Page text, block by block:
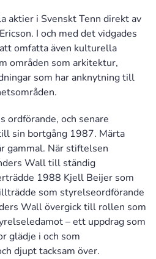
aktier i Svenskt Tenn direkt av
I och med det vidgades
omfatta även kulturella
områden som arkitektur,
som har anknytning till
ordförande, och senare
sin bortgång 1987. Märta
gammal. När stiftelsen
Wall till ständig
1988 Kjell Beijer som
som styrelseordförande
Wall övergick till rollen som
– ett uppdrag som
glädje i och som
djupt tacksam över.